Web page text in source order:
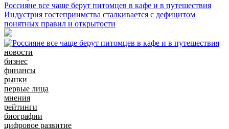
Россияне все чаще берут питомцев в кафе и в путешествия
Индустрия гостеприимства сталкивается с дефицитом
понятных правил и открытости
новости
бизнес
финансы
рынки
первые лица
мнения
рейтинги
биографии
цифровое развитие